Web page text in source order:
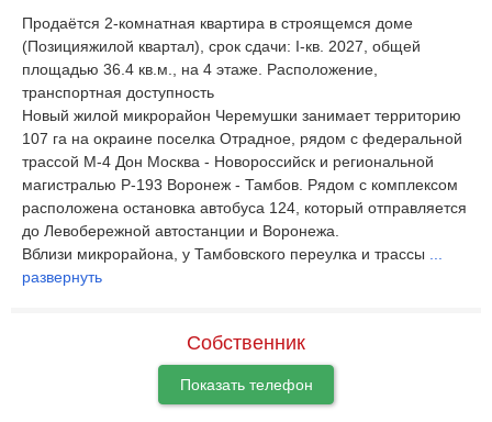
Продаётся 2-комнатная квартира в строящемся доме
(Позицияжилой квартал), срок сдачи: I-кв. 2027, общей
площадью 36.4 кв.м., на 4 этаже. Расположение,
транспортная доступность
Новый жилой микрорайон Черемушки занимает территорию
107 га на окраине поселка Отрадное, рядом с федеральной
трассой М-4 Дон Москва - Новороссийск и региональной
магистралью Р-193 Воронеж - Тамбов. Рядом с комплексом
расположена остановка автобуса 124, который отправляется
до Левобережной автостанции и Воронежа.
Вблизи микрорайона, у Тамбовского переулка и трассы ...
развернуть
Собственник
Показать телефон